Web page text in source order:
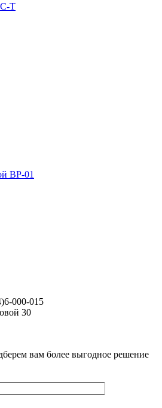
Т
ВР-01
000-015
30
вам более выгодное решение